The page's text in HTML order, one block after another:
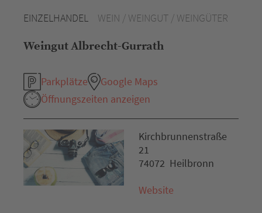
EINZELHANDEL WEIN / WEINGUT / WEINGÜTER
Weingut Albrecht-Gurrath
Parkplätze
Google Maps
Öffnungszeiten anzeigen
Kirchbrunnenstraße
21
74072 Heilbronn
Website